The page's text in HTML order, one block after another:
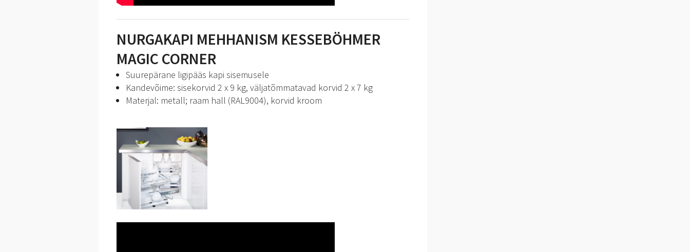
NURGAKAPI MEHHANISM KESSEBÖHMER
MAGIC CORNER
Suurepärane ligipääs kapi sisemusele
Kandevõime: sisekorvid 2 x 9 kg, väljatõmmatavad korvid 2 x 7 kg
Materjal: metall; raam hall (RAL9004), korvid kroom